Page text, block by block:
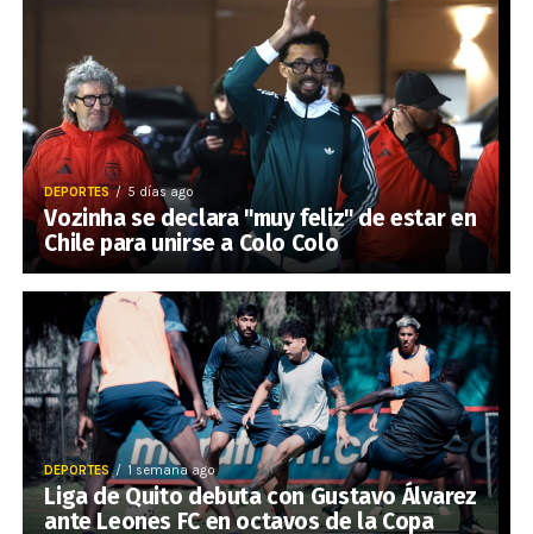
DEPORTES 5 días ago
Vozinha se declara "muy feliz" de estar en
Chile para unirse a Colo Colo
DEPORTES 1 semana ago
Liga de Quito debuta con Gustavo Álvarez
ante Leones FC en octavos de la Copa